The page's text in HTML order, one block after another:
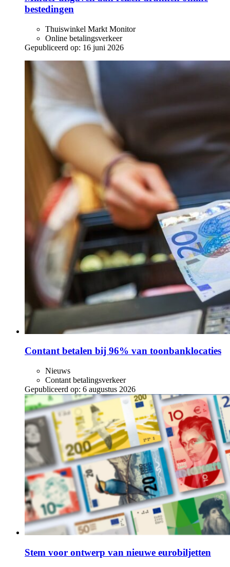
bestedingen
Thuiswinkel Markt Monitor
Online betalingsverkeer
Gepubliceerd op: 16 juni 2026
Contant betalen bij 96% van toonbanklocaties
Nieuws
Contant betalingsverkeer
Gepubliceerd op: 6 augustus 2026
Stem voor ontwerp van nieuwe eurobiljetten